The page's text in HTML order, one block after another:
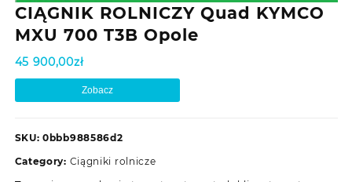
CIĄGNIK ROLNICZY Quad KYMCO
MXU 700 T3B Opole
45 900,00zł
Zobacz
SKU: 0bbb988586d2
Category: Ciągniki rolnicze